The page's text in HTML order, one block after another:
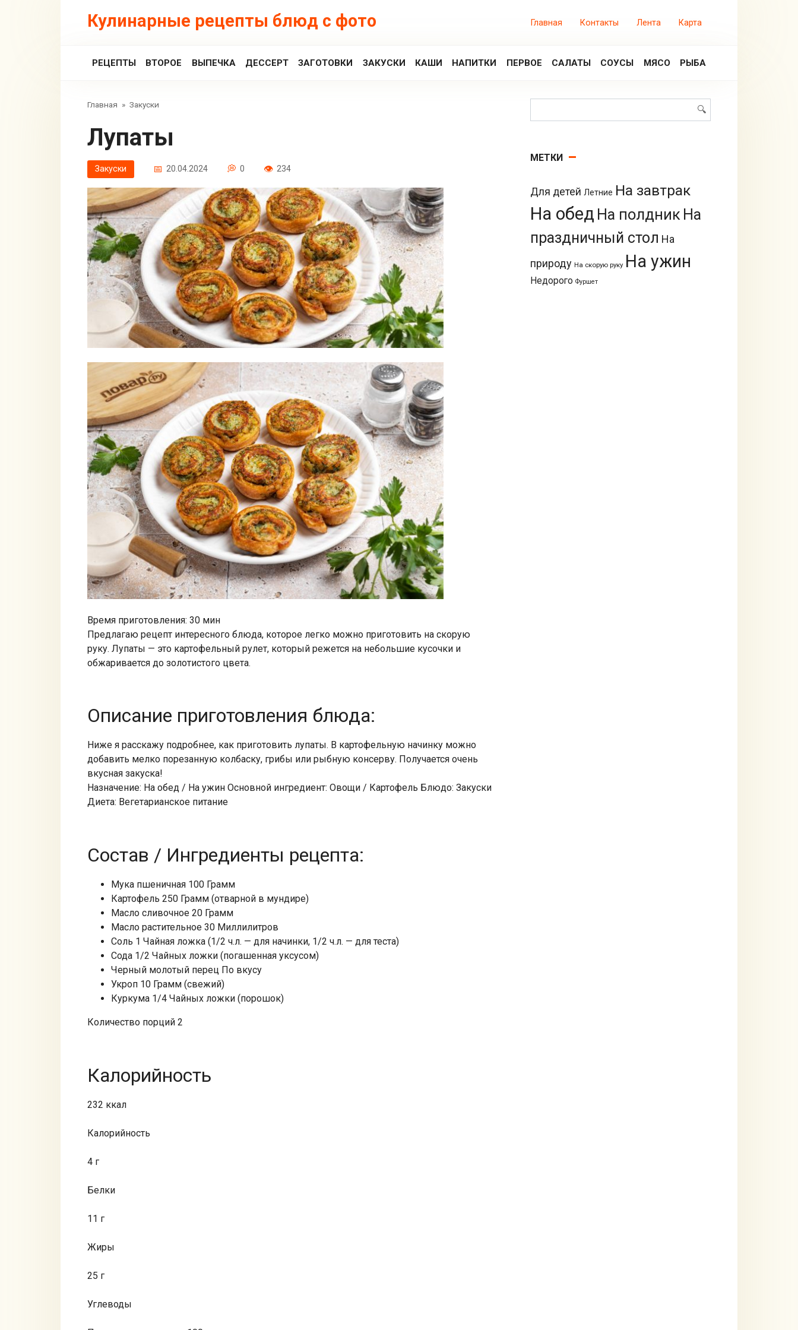
Кулинарные рецепты блюд с фото Главная Контакты Лента Карта
РЕЦЕПТЫ ВТОРОЕ ВЫПЕЧКА ДЕССЕРТ ЗАГОТОВКИ ЗАКУСКИ КАШИ НАПИТКИ ПЕРВОЕ САЛАТЫ СОУСЫ МЯСО РЫБА
Главная » Закуски
Лупаты
Закуски 20.04.2024 0 234
Время приготовления: 30 мин
Предлагаю рецепт интересного блюда, которое легко можно приготовить на скорую
руку. Лупаты — это картофельный рулет, который режется на небольшие кусочки и
обжаривается до золотистого цвета.
Описание приготовления блюда:
Ниже я расскажу подробнее, как приготовить лупаты. В картофельную начинку можно
добавить мелко порезанную колбаску, грибы или рыбную консерву. Получается очень
вкусная закуска!
Назначение: На обед / На ужин Основной ингредиент: Овощи / Картофель Блюдо: Закуски
Диета: Вегетарианское питание
Состав / Ингредиенты рецепта:
Мука пшеничная 100 Грамм
Картофель 250 Грамм (отварной в мундире)
Масло сливочное 20 Грамм
Масло растительное 30 Миллилитров
Соль 1 Чайная ложка (1/2 ч.л. — для начинки, 1/2 ч.л. — для теста)
Сода 1/2 Чайных ложки (погашенная уксусом)
Черный молотый перец По вкусу
Укроп 10 Грамм (свежий)
Куркума 1/4 Чайных ложки (порошок)
Количество порций 2
Калорийность
232 ккал
Калорийность
4 г
Белки
11 г
Жиры
25 г
Углеводы
МЕТКИ
Для детей Летние На завтрак
На обед На полдник На
праздничный стол На
природу На скорую руку На ужин
Недорого Фуршет